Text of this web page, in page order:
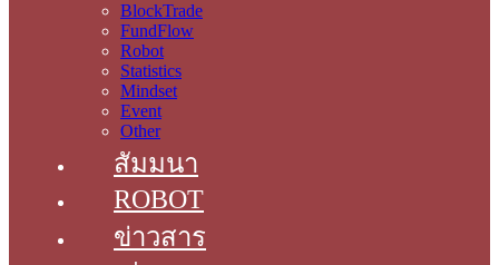
BlockTrade
FundFlow
Robot
Statistics
Mindset
Event
Other
สัมมนา
ROBOT
ข่าวสาร